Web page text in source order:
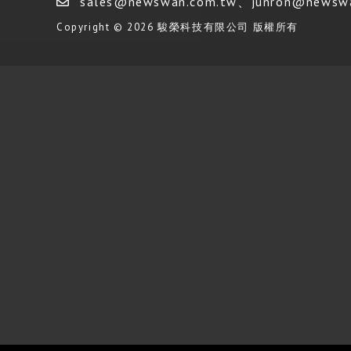
Copyright © 2026 駿榮科技有限公司 版權所有